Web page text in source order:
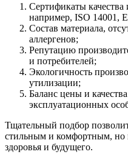
Сертификаты качества
например, ISO 14001,
Состав материала,
аллергенов;
Репутацию
и потребителей;
Экологичность
утилизации;
Баланс цены и
эксплуатационных
Тщательный подбор
стильным и комфортным, но
здоровья и будущего.